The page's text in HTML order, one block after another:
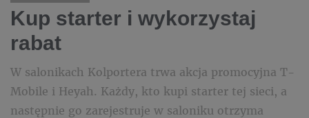
Kup starter i wykorzystaj
rabat
W salonikach Kolportera trwa akcja promocyjna T-
Mobile i Heyah. Każdy, kto kupi starter tej sieci, a
następnie go zarejestruje w saloniku otrzyma